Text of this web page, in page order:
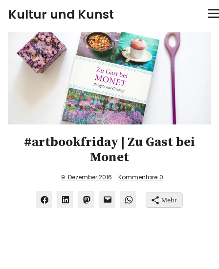
Kultur und Kunst
kultur & kunst
Ausstellungen
Museen bei…
Bloggerreisen
Über mich
#artbookfriday | Zu Gast bei
Monet
9. Dezember 2016 Kommentare 0
Mehr